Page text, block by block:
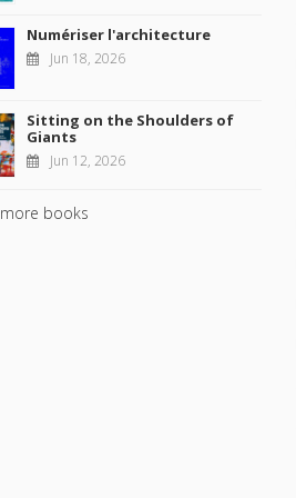
Numériser l'architecture
Jun 18, 2026
Sitting on the Shoulders of
Giants
Jun 12, 2026
more books